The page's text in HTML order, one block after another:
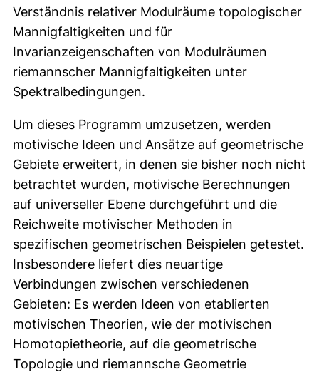
Verständnis relativer Modulräume topologischer
Mannigfaltigkeiten und für
Invarianzeigenschaften von Modulräumen
riemannscher Mannigfaltigkeiten unter
Spektralbedingungen.
Um dieses Programm umzusetzen, werden
motivische Ideen und Ansätze auf geometrische
Gebiete erweitert, in denen sie bisher noch nicht
betrachtet wurden, motivische Berechnungen
auf universeller Ebene durchgeführt und die
Reichweite motivischer Methoden in
spezifischen geometrischen Beispielen getestet.
Insbesondere liefert dies neuartige
Verbindungen zwischen verschiedenen
Gebieten: Es werden Ideen von etablierten
motivischen Theorien, wie der motivischen
Homotopietheorie, auf die geometrische
Topologie und riemannsche Geometrie